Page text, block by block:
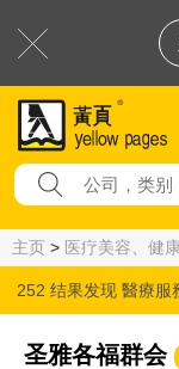
主页 > 医疗美容、健
252 结果发现 醫療服
圣雅各福群会